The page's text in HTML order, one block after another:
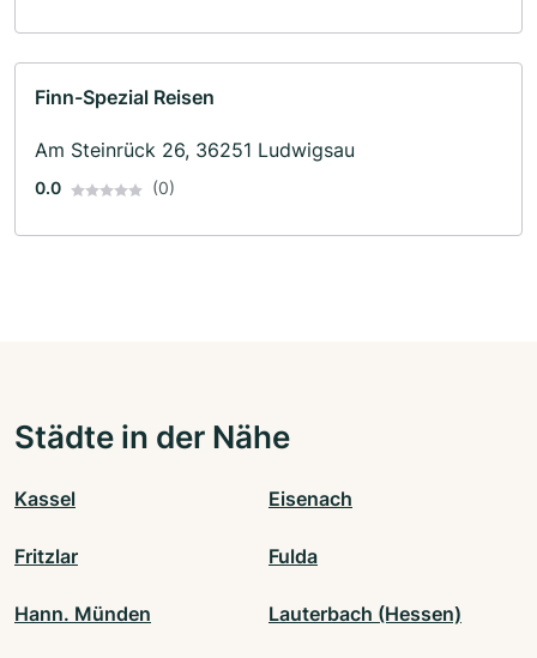
Finn-Spezial Reisen
Am Steinrück 26, 36251 Ludwigsau
0.0 (0)
Städte in der Nähe
Kassel Eisenach
Fritzlar Fulda
Hann. Münden Lauterbach (Hessen)